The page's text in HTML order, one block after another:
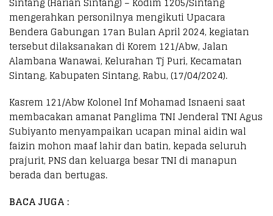
mengerahkan personilnya mengikuti Upacara
Bendera Gabungan 17an Bulan April 2024, kegiatan
tersebut dilaksanakan di Korem 121/Abw, Jalan
Alambana Wanawai, Kelurahan Tj Puri, Kecamatan
Sintang, Kabupaten Sintang, Rabu, (17/04/2024).
Kasrem 121/Abw Kolonel Inf Mohamad Isnaeni saat
membacakan amanat Panglima TNI Jenderal TNI Agus
Subiyanto menyampaikan ucapan minal aidin wal
faizin mohon maaf lahir dan batin, kepada seluruh
prajurit, PNS dan keluarga besar TNI di manapun
berada dan bertugas.
BACA JUGA :